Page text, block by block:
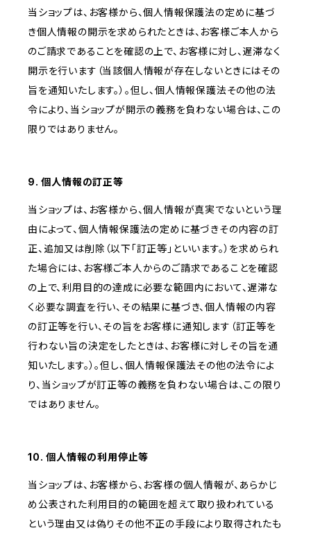
当ショップは、お客様から、個人情報保護法の定めに基づ
き個人情報の開示を求められたときは、お客様ご本人から
のご請求であることを確認の上で、お客様に対し、遅滞なく
開示を行います（当該個人情報が存在しないときにはその
旨を通知いたします。）。但し、個人情報保護法その他の法
令により、当ショップが開示の義務を負わない場合は、この
限りではありません。
9. 個人情報の訂正等
当ショップは、お客様から、個人情報が真実でないという理
由によって、個人情報保護法の定めに基づきその内容の訂
正、追加又は削除（以下「訂正等」といいます。）を求められ
た場合には、お客様ご本人からのご請求であることを確認
の上で、利用目的の達成に必要な範囲内において、遅滞な
く必要な調査を行い、その結果に基づき、個人情報の内容
の訂正等を行い、その旨をお客様に通知します（訂正等を
行わない旨の決定をしたときは、お客様に対しその旨を通
知いたします。）。但し、個人情報保護法その他の法令によ
り、当ショップが訂正等の義務を負わない場合は、この限り
ではありません。
10. 個人情報の利用停止等
当ショップは、お客様から、お客様の個人情報が、あらかじ
め公表された利用目的の範囲を超えて取り扱われている
という理由又は偽りその他不正の手段により取得されたも